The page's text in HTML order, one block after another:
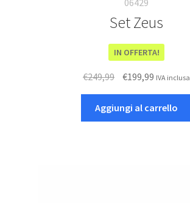
06429
Set Zeus
IN OFFERTA!
€249,99
originale
era:
€199,99Il
attuale
è:
IVA inclusa
Aggiungi al carrello